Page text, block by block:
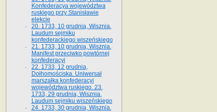
Konfederacya województwa
ruskiego przy Stanisławie
elekcie
20. 1733, 10 grudnia, Wisznia.
Laudum sejmiku
konfederackiego wiszeńskiego
21. 1733, 10 grudnia, Wisznia.
Manifest przeciwko powtórnej
konfederacyi
22. 1733, 12 grudnia,
Dołhomościska. Uniwersał
marszałka konfederacyi
województwa ruskiego. 23.
1733, 29 grudnia, Wisznia.
Laudum sejmiku wiszeńskiego
24. 1733, 30 grudnia, Wisznia.